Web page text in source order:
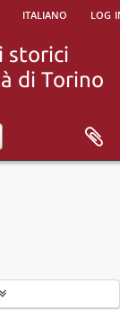
italiano log